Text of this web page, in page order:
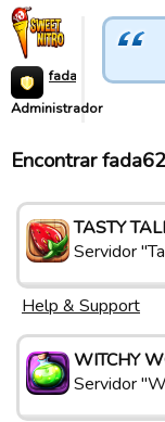
fada623
Administrador
Encontrar
TASTY
Servidor
Help & Support
WITCHY
Servidor